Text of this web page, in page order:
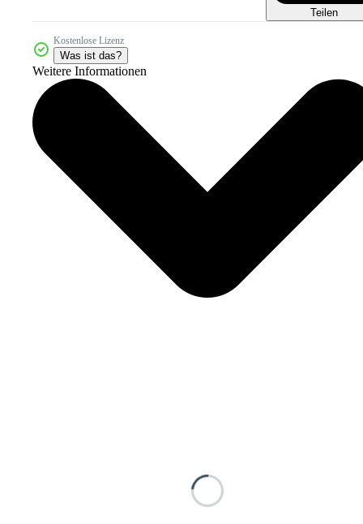
Teilen
Kostenlose Lizenz
Was ist das?
Weitere Informationen